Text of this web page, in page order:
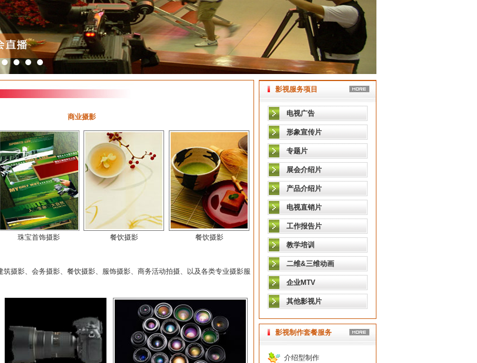
商业摄影
珠宝首饰摄影 餐饮摄影 餐饮摄影
筑摄影、会务摄影、餐饮摄影、服饰摄影、商务活动拍摄、以及各类专业摄影服
影视服务项目
电视广告
形象宣传片
专题片
展会介绍片
产品介绍片
电视直销片
工作报告片
教学培训
二维&三维动画
企业MTV
其他影视片
影视制作套餐服务
介绍型制作